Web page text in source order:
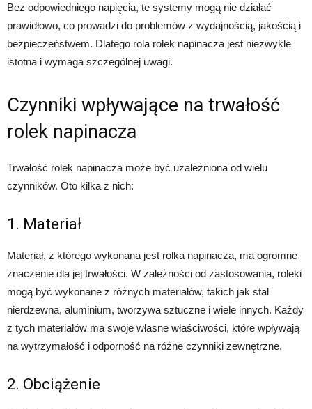
Bez odpowiedniego napięcia, te systemy mogą nie działać
prawidłowo, co prowadzi do problemów z wydajnością, jakością i
bezpieczeństwem. Dlatego rola rolek napinacza jest niezwykle
istotna i wymaga szczególnej uwagi.
Czynniki wpływające na trwałość
rolek napinacza
Trwałość rolek napinacza może być uzależniona od wielu
czynników. Oto kilka z nich:
1. Materiał
Materiał, z którego wykonana jest rolka napinacza, ma ogromne
znaczenie dla jej trwałości. W zależności od zastosowania, roleki
mogą być wykonane z różnych materiałów, takich jak stal
nierdzewna, aluminium, tworzywa sztuczne i wiele innych. Każdy
z tych materiałów ma swoje własne właściwości, które wpływają
na wytrzymałość i odporność na różne czynniki zewnętrzne.
2. Obciążenie